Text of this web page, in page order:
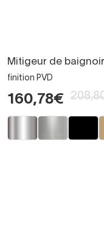
Mitigeur de
finition PVD
160,78€